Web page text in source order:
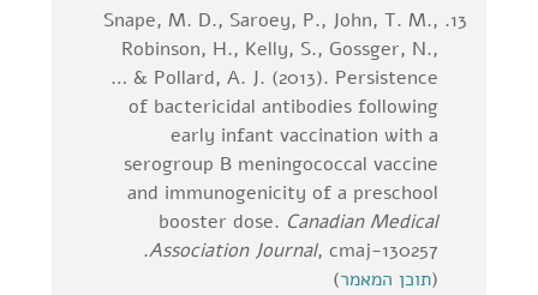
Snape, M. D., Saroey, P., John, T. M.,
Robinson, H., Kelly, S., Gossger, N.,
… & Pollard, A. J. (2013). Persistence
of bactericidal antibodies following
early infant vaccination with a
serogroup B meningococcal vaccine
and immunogenicity of a preschool
booster dose. Canadian Medical
Association Journal
, cmaj-130257.
(תוכן המאמר)